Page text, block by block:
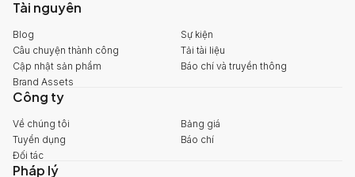
Tài nguyên
Blog
Sự kiện
Câu chuyện thành công
Tải tài liệu
Cập nhật sản phẩm
Báo chí và truyền thông
Brand Assets
Công ty
Về chúng tôi
Bảng giá
Tuyển dụng
Báo chí
Đối tác
Pháp lý